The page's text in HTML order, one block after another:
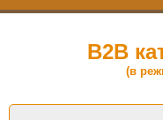
B2B
(в
Поиск